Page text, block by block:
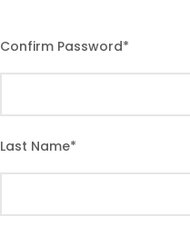
Confirm Password*
Last Name*